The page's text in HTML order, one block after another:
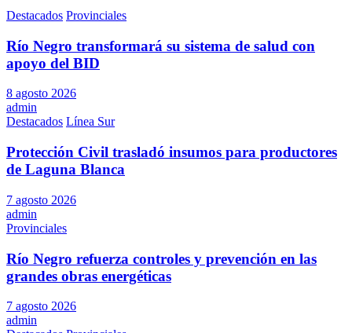
Destacados Provinciales
Río Negro transformará su sistema de salud con
apoyo del BID
8 agosto 2026
admin
Destacados Línea Sur
Protección Civil trasladó insumos para productores
de Laguna Blanca
7 agosto 2026
admin
Provinciales
Río Negro refuerza controles y prevención en las
grandes obras energéticas
7 agosto 2026
admin